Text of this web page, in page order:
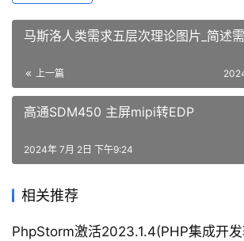
马斯洛人类需求五层次理论图片_简述
上一篇
高通SDM450 主屏mipi转EDP
2024年 7月 2日 下午9:24
相关推荐
PhpStorm激活2023.1.4(PHP集成开发